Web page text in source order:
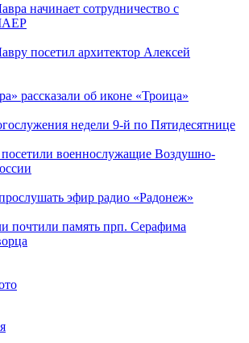
начинает сотрудничество с
посетил архитектор Алексей
рассказали об иконе «Троица»
недели 9-й по Пятидесятнице
военнослужащие Воздушно-
эфир радио «Радонеж»
почтили память прп. Серафима